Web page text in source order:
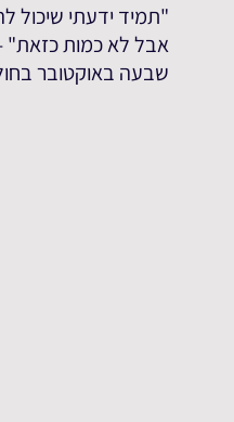
"תמיד ידעתי שיכול
אבל לא כמות כזאת"
שבעה באוקטובר